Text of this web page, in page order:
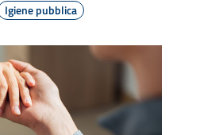
Igiene pubblica